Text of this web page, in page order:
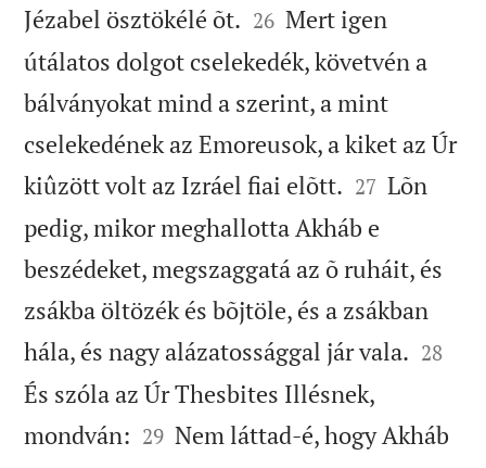
Jézabel ösztökélé õt. 

26 Mert igen
útálatos dolgot cselekedék, követvén a
bálványokat mind a szerint, a mint
cselekedének az Emoreusok, a kiket az Úr
kiûzött volt az Izráel fiai elõtt. 

27 Lõn
pedig, mikor meghallotta Akháb e
beszédeket, megszaggatá az õ ruháit, és
zsákba öltözék és bõjtöle, és a zsákban
hála, és nagy alázatossággal jár vala. 

28
És szóla az Úr Thesbites Illésnek,
mondván: 

29 Nem láttad-é, hogy Akháb